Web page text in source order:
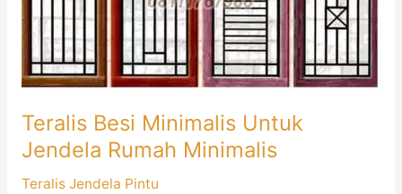
Teralis Besi Minimalis Untuk
Jendela Rumah Minimalis
Teralis Jendela Pintu
Minimalis